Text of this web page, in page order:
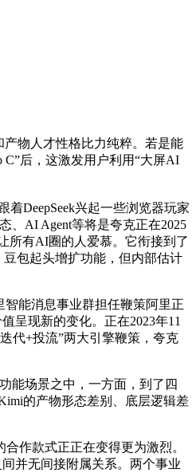
物人才性格比力纯粹。若是能
后，这激发用户利用“大屏AI
DeepSeek兴起一些浏览器玩家
、AI Agent等将是夸克正在2025
所有AI圈的人爱慕。它衔接到了
包起头增扩功能，但内部估计
能消息事业群担任鞭策阿里正
呈现新的变化。正在2023年11
代+投流”两大引擎鞭策，夸克
能场景之中，一方面，到了四
的产物形态差别、底层逻辑差
作款式正正在变得更为激烈。
并无间接附属关系。两个事业